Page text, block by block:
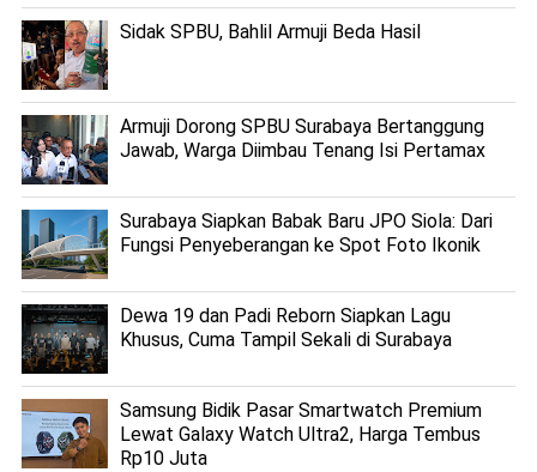
Sidak SPBU, Bahlil Armuji Beda Hasil
Armuji Dorong SPBU Surabaya Bertanggung
Jawab, Warga Diimbau Tenang Isi Pertamax
Surabaya Siapkan Babak Baru JPO Siola: Dari
Fungsi Penyeberangan ke Spot Foto Ikonik
Dewa 19 dan Padi Reborn Siapkan Lagu
Khusus, Cuma Tampil Sekali di Surabaya
Samsung Bidik Pasar Smartwatch Premium
Lewat Galaxy Watch Ultra2, Harga Tembus
Rp10 Juta